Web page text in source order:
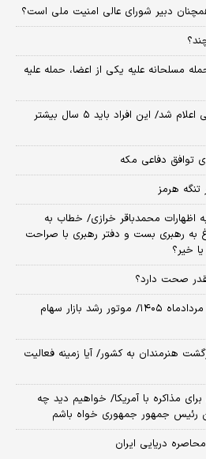
دبیر شورای ‌عالی امنیت ملی است؟
مسلحانه علیه یکی از اعضا، حمله علیه
جزئیات صدور احکام بازنشستگی اعلام شد/ این افراد باید ۵ سال بیشتر
توافق دفاعی مکه
هرمز
اظهارات محمدباقر خرازی/ خطاب به
رهبری بست و دفتر رهبری با صراحت
خیر؟
صحت دارد؟
پیش بینی بورس فردا شنبه ۱۷ مردادماه ۱۴۰۵/ موتور رشد بازار سهام
هنرمندان به کشور/ آیا زمینه فعالیت
برای مذاکره با آمریکا/ خواهیم دید چه
جمهور جمهوری خواه باشم
دریایی ایران